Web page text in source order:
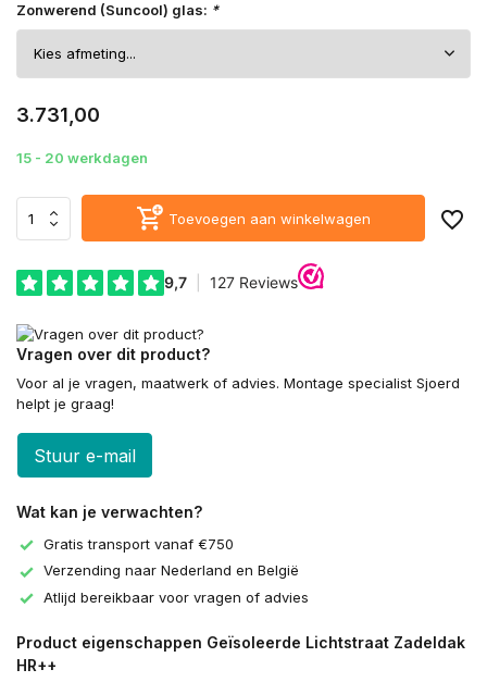
Zonwerend (Suncool) glas: *
3.731,00
15 - 20 werkdagen
Toevoegen aan winkelwagen
Vragen over dit product?
Voor al je vragen, maatwerk of advies. Montage specialist Sjoerd
helpt je graag!
Stuur e-mail
Wat kan je verwachten?
Gratis transport vanaf €750
Verzending naar Nederland en België
Atlijd bereikbaar voor vragen of advies
Product eigenschappen Geïsoleerde Lichtstraat Zadeldak
HR++